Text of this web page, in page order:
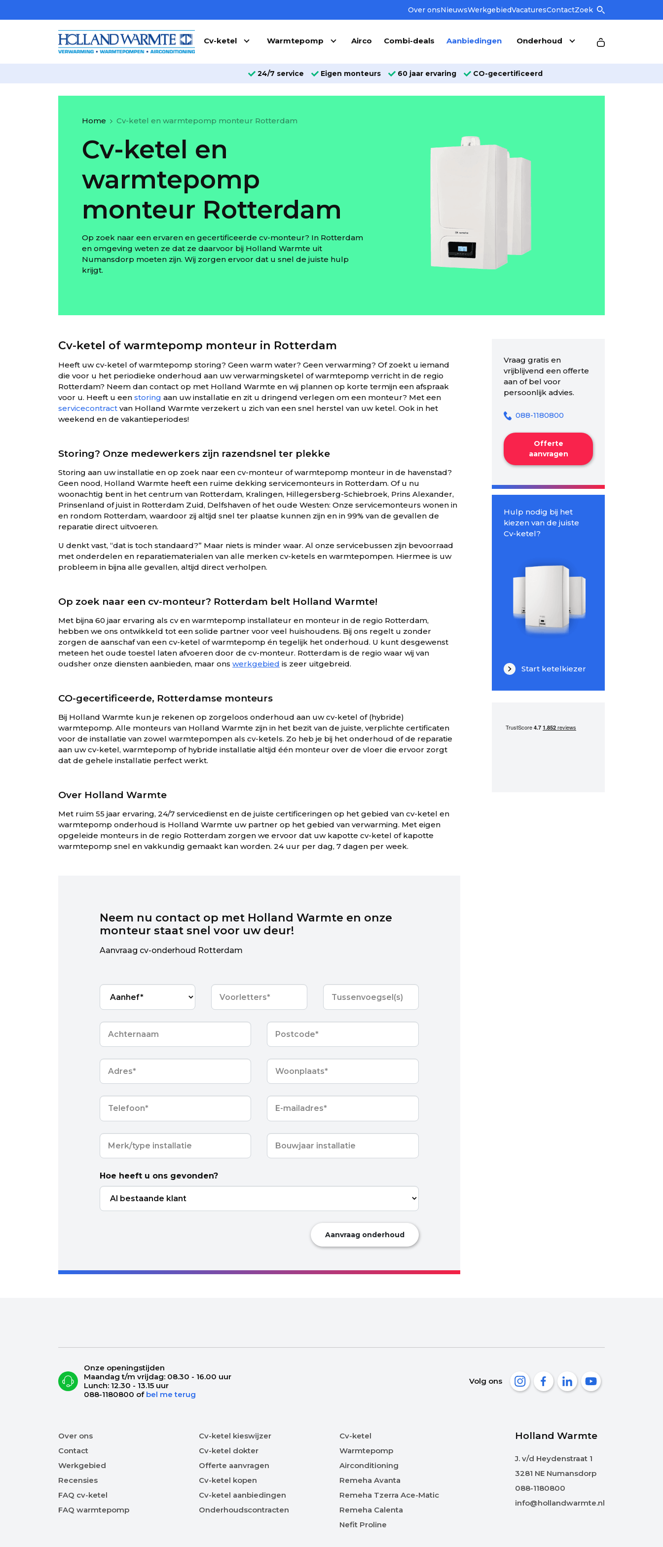
Over onsNieuwsWerkgebiedVacaturesContactZoek
Cv-ketel Warmtepomp Airco Combi-deals Aanbiedingen Onderhoud
24/7 service Eigen monteurs 60 jaar ervaring CO-gecertificeerd
Home Cv-ketel en warmtepomp monteur Rotterdam
Cv-ketel en
warmtepomp
monteur Rotterdam
Op zoek naar een ervaren en gecertificeerde cv-monteur? In Rotterdam
en omgeving weten ze dat ze daarvoor bij Holland Warmte uit
Numansdorp moeten zijn. Wij zorgen ervoor dat u snel de juiste hulp
krijgt.
Cv-ketel of warmtepomp monteur in Rotterdam
Heeft uw cv-ketel of warmtepomp storing? Geen warm water? Geen verwarming? Of zoekt u iemand
die voor u het periodieke onderhoud aan uw verwarmingsketel of warmtepomp verricht in de regio
Rotterdam? Neem dan contact op met Holland Warmte en wij plannen op korte termijn een afspraak
voor u. Heeft u een storing aan uw installatie en zit u dringend verlegen om een monteur? Met een
servicecontract van Holland Warmte verzekert u zich van een snel herstel van uw ketel. Ook in het
weekend en de vakantieperiodes!
Storing? Onze medewerkers zijn razendsnel ter plekke
Storing aan uw installatie en op zoek naar een cv-monteur of warmtepomp monteur in de havenstad?
Geen nood, Holland Warmte heeft een ruime dekking servicemonteurs in Rotterdam. Of u nu
woonachtig bent in het centrum van Rotterdam, Kralingen, Hillegersberg-Schiebroek, Prins Alexander,
Prinsenland of juist in Rotterdam Zuid, Delfshaven of het oude Westen: Onze servicemonteurs wonen in
en rondom Rotterdam, waardoor zij altijd snel ter plaatse kunnen zijn en in 99% van de gevallen de
reparatie direct uitvoeren.
U denkt vast, “dat is toch standaard?” Maar niets is minder waar. Al onze servicebussen zijn bevoorraad
met onderdelen en reparatiematerialen van alle merken cv-ketels en warmtepompen. Hiermee is uw
probleem in bijna alle gevallen, altijd direct verholpen.
Op zoek naar een cv-monteur? Rotterdam belt Holland Warmte!
Met bijna 60 jaar ervaring als cv en warmtepomp installateur en monteur in de regio Rotterdam,
hebben we ons ontwikkeld tot een solide partner voor veel huishoudens. Bij ons regelt u zonder
zorgen de aanschaf van een cv-ketel of warmtepomp én tegelijk het onderhoud. U kunt desgewenst
meteen het oude toestel laten afvoeren door de cv-monteur. Rotterdam is de regio waar wij van
oudsher onze diensten aanbieden, maar ons werkgebied is zeer uitgebreid.
CO-gecertificeerde, Rotterdamse monteurs
Bij Holland Warmte kun je rekenen op zorgeloos onderhoud aan uw cv-ketel of (hybride)
warmtepomp. Alle monteurs van Holland Warmte zijn in het bezit van de juiste, verplichte certificaten
voor de installatie van zowel warmtepompen als cv-ketels. Zo heb je bij het onderhoud of de reparatie
aan uw cv-ketel, warmtepomp of hybride installatie altijd één monteur over de vloer die ervoor zorgt
dat de gehele installatie perfect werkt.
Over Holland Warmte
Met ruim 55 jaar ervaring, 24/7 servicedienst en de juiste certificeringen op het gebied van cv-ketel en
warmtepomp onderhoud is Holland Warmte uw partner op het gebied van verwarming. Met eigen
opgeleide monteurs in de regio Rotterdam zorgen we ervoor dat uw kapotte cv-ketel of kapotte
warmtepomp snel en vakkundig gemaakt kan worden. 24 uur per dag, 7 dagen per week.
Neem nu contact op met Holland Warmte en onze
monteur staat snel voor uw deur!
Aanvraag cv-onderhoud Rotterdam
Aanhef* Voorletters Tussenvoegsel(s)
Achternaam Postcode
Adres Woonplaats
Telefoon
E-
mailadres*
Merk/type
installatie*
Bouwjaar
installatie*
Hoe heeft u ons gevonden?
Aanvraag onderhoud
Vraag gratis en
vrijblijvend een offerte
aan of bel voor
persoonlijk advies.
088-1180800
Offerte
aanvragen
Hulp nodig bij het
kiezen van de juiste
Cv-ketel?
Start ketelkiezer
Onze openingstijden
Maandag t/m vrijdag: 08.30 - 16.00 uur
Lunch: 12.30 - 13.15 uur
088-1180800 of bel me terug
Volg ons
Over ons
Contact
Werkgebied
Recensies
FAQ cv-ketel
FAQ warmtepomp
Cv-ketel kieswijzer
Cv-ketel dokter
Offerte aanvragen
Cv-ketel kopen
Cv-ketel aanbiedingen
Onderhoudscontracten
Cv-ketel
Warmtepomp
Airconditioning
Remeha Avanta
Remeha Tzerra Ace-Matic
Remeha Calenta
Nefit Proline
Holland Warmte
J. v/d Heydenstraat 1
3281 NE Numansdorp
088-1180800
info@hollandwarmte.nl